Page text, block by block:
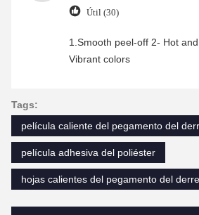
Útil (30)
1.Smooth peel-off 2- Hot
Vibrant colors
Tags:
película caliente del pegamento del
película adhesiva del poliéster
hojas calientes del pegamento del